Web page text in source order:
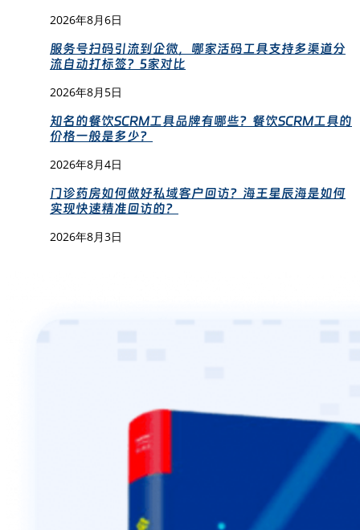
2026年8月6日
服务号扫码引流到企微，哪家活码工具支持多渠道分
流自动打标签？5家对比
2026年8月5日
知名的餐饮SCRM工具品牌有哪些？餐饮SCRM工具的
价格一般是多少？
2026年8月4日
门诊药房如何做好私域客户回访？海王星辰海是如何
实现快速精准回访的？
2026年8月3日